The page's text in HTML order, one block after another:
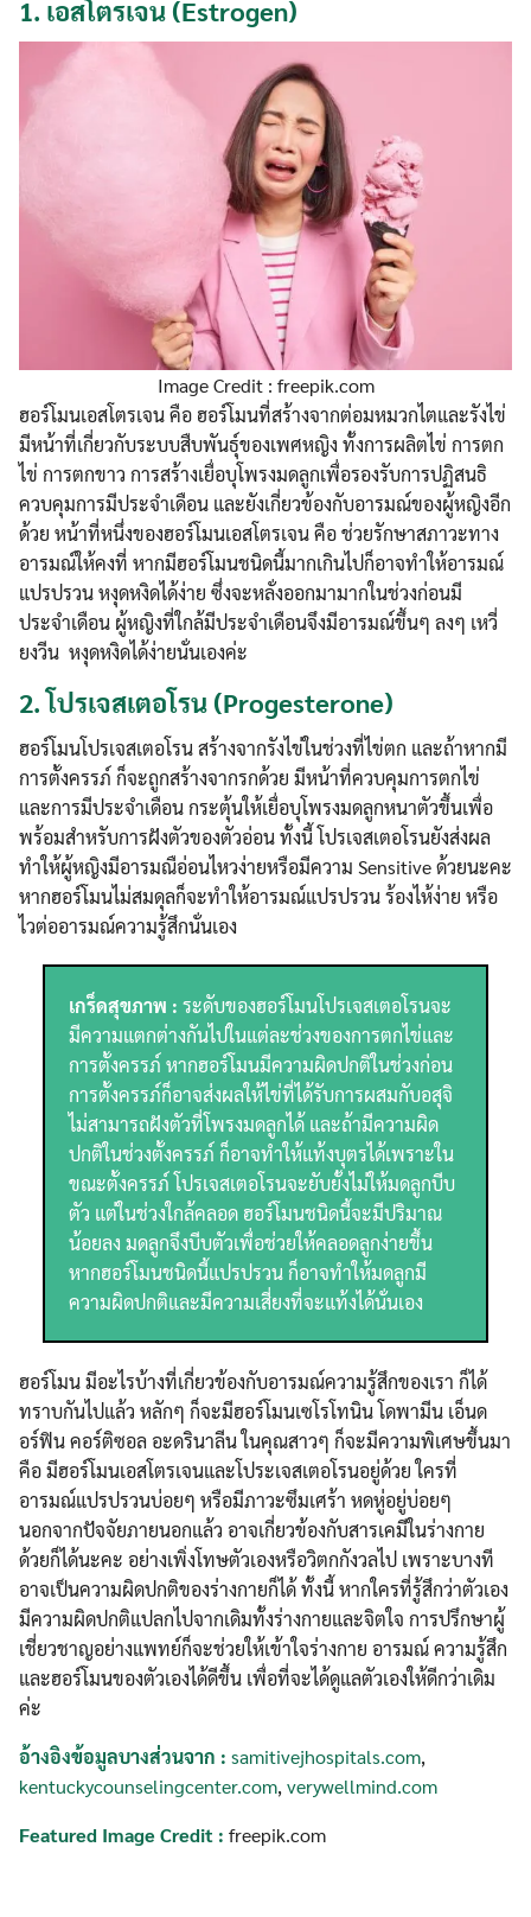
Search
for:
Search
1. เอสโตรเจน (Estrogen)
Image Credit : freepik.com
ฮอร์โมนเอสโตรเจน คือ ฮอร์โมนที่สร้างจากต่อมหมวกไตและรังไข่
มีหน้าที่เกี่ยวกับระบบสืบพันธ์ุของเพศหญิง ทั้งการผลิตไข่ การตก
ไข่ การตกขาว การสร้างเยื่อบุโพรงมดลูกเพื่อรองรับการปฏิสนธิ
ควบคุมการมีประจำเดือน และยังเกี่ยวข้องกับอารมณ์ของผู้หญิงอีก
ด้วย หน้าที่หนึ่งของฮอร์โมนเอสโตรเจน คือ ช่วยรักษาสภาวะทาง
อารมณ์ให้คงที่ หากมีฮอร์โมนชนิดนี้มากเกินไปก็อาจทำให้อารมณ์
แปรปรวน หงุดหงิดได้ง่าย ซึ่งจะหลั่งออกมามากในช่วงก่อนมี
ประจำเดือน ผู้หญิงที่ใกล้มีประจำเดือนจึงมีอารมณ์ขึ้นๆ ลงๆ เหวี่
ยงวีน หงุดหงิดได้ง่ายนั่นเองค่ะ
2.โปรเจสเตอโรน (Progesterone)
ฮอร์โมนโปรเจสเตอโรน สร้างจากรังไข่ในช่วงที่ไข่ตก และถ้าหากมี
การตั้งครรภ์ ก็จะถูกสร้างจากรกด้วย มีหน้าที่ควบคุมการตกไข่
และการมีประจำเดือน กระตุ้นให้เยื่อบุโพรงมดลูกหนาตัวขึ้นเพื่อ
พร้อมสำหรับการฝังตัวของตัวอ่อน ทั้งนี้ โปรเจสเตอโรนยังส่งผล
ทำให้ผู้หญิงมีอารมณือ่อนไหวง่ายหรือมีความ Sensitive ด้วยนะคะ
หากฮอร์โมนไม่สมดุลก็จะทำให้อารมณ์แปรปรวน ร้องไห้ง่าย หรือ
ไวต่ออารมณ์ความรู้สึกนั่นเอง
เกร็ดสุขภาพ : ระดับของฮอร์โมนโปรเจสเตอโรนจะ
มีความแตกต่างกันไปในแต่ละช่วงของการตกไข่และ
การตั้งครรภ์ หากฮอร์โมนมีความผิดปกติในช่วงก่อน
การตั้งครรภ์ก็อาจส่งผลให้ไข่ที่ได้รับการผสมกับอสุจิ
ไม่สามารถฝังตัวที่โพรงมดลูกได้ และถ้ามีความผิด
ปกติในช่วงตั้งครรภ์ ก็อาจทำให้แท้งบุตรได้เพราะใน
ขณะตั้งครรภ์ โปรเจสเตอโรนจะยับยั้งไม่ให้มดลูกบีบ
ตัว แต่ในช่วงใกล้คลอด ฮอร์โมนชนิดนี้จะมีปริมาณ
น้อยลง มดลูกจึงบีบตัวเพื่อช่วยให้คลอดลูกง่ายขึ้น
หากฮอร์โมนชนิดนี้แปรปรวน ก็อาจทำให้มดลูกมี
ความผิดปกติและมีความเสี่ยงที่จะแท้งได้นั่นเอง
ฮอร์โมน มีอะไรบ้างที่เกี่ยวข้องกับอารมณ์ความรู้สึกของเรา ก็ได้
ทราบกันไปแล้ว หลักๆ ก็จะมีฮอร์โมนเซโรโทนิน โดพามีน เอ็นด
อร์ฟิน คอร์ติซอล อะดรินาลีน ในคุณสาวๆ ก็จะมีความพิเศษขึ้นมา
คือ มีฮอร์โมนเอสโตรเจนและโประเจสเตอโรนอยู่ด้วย ใครที่
อารมณ์แปรปรวนบ่อยๆ หรือมีภาวะซึมเศร้า หดหู่อยู่บ่อยๆ
นอกจากปัจจัยภายนอกแล้ว อาจเกี่ยวข้องกับสารเคมีในร่างกาย
ด้วยก็ได้นะคะ อย่างเพิ่งโทษตัวเองหรือวิตกกังวลไป เพราะบางที
อาจเป็นความผิดปกติของร่างกายก็ได้ ทั้งนี้ หากใครที่รู้สึกว่าตัวเอง
มีความผิดปกติแปลกไปจากเดิมทั้งร่างกายและจิตใจ การปรึกษาผู้
เชี่ยวชาญอย่างแพทย์ก็จะช่วยให้เข้าใจร่างกาย อารมณ์ ความรู้สึก
และฮอร์โมนของตัวเองได้ดีขึ้น เพื่อที่จะได้ดูแลตัวเองให้ดีกว่าเดิม
ค่ะ
อ้างอิงข้อมูลบางส่วนจาก : samitivejhospitals.com,
kentuckycounselingcenter.com, verywellmind.com
Featured Image Credit : freepik.com